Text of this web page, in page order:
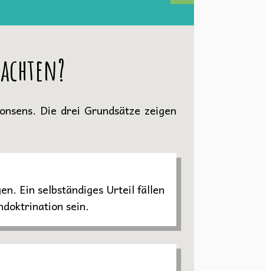
Die drei Grundsätze zeigen
Ein selbständiges Urteil fällen
sein.